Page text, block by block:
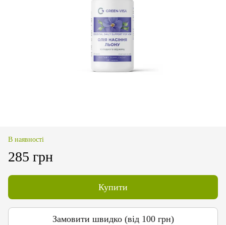
В наявності
285 грн
Купити
Замовити швидко (від 100 грн)